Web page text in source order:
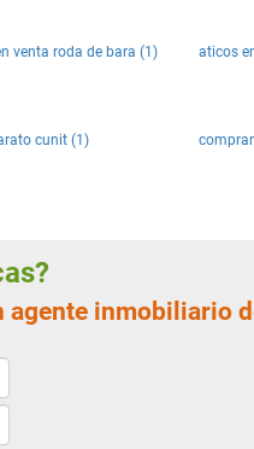
venta roda de bara (1) aticos
cunit (1)
agente inmobiliario